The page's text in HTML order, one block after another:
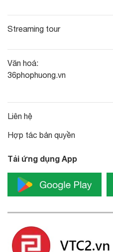
Streaming tour
Văn hoá:
36phophuong.vn
Liên hệ
Hợp tác bản quyền
Tải ứng dụng App